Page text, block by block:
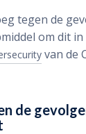
tegen de
om dit
van de
de